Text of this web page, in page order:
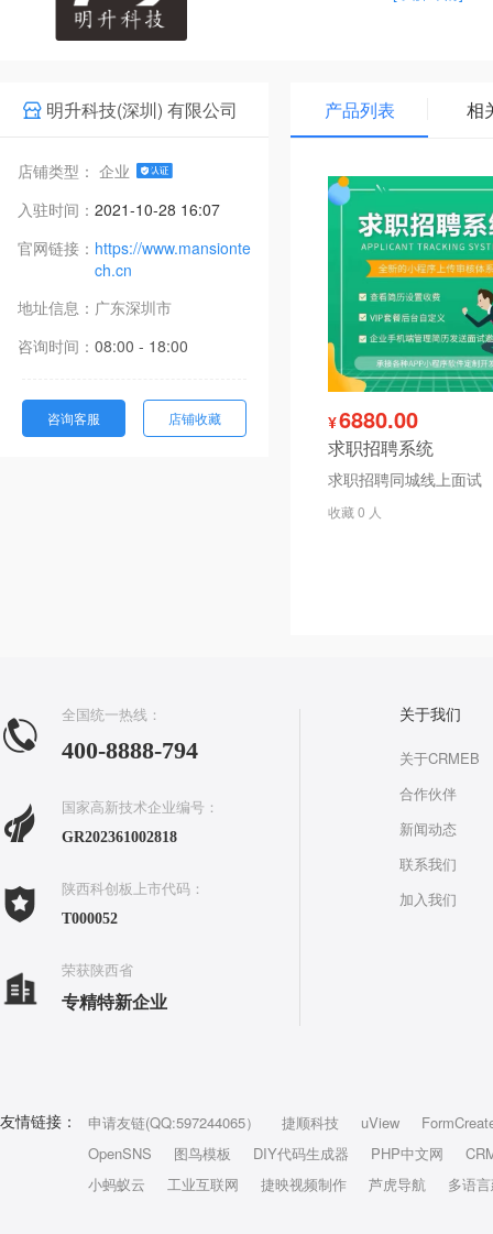
明升科技(深圳) 有限公司
店铺类型： 企业
入驻时间： 2021-10-28 16:07
官网链接： https://www.mansionte
ch.cn
地址信息： 广东深圳市
咨询时间： 08:00 - 18:00
咨询客服 店铺收藏
产品列表 相
¥6880.00
求职招聘系统
求职招聘同城线上面试
收藏 0 人
全国统一热线：
400-8888-794
国家高新技术企业编号：
GR202361002818
陕西科创板上市代码：
T000052
荣获陕西省
专精特新企业
关于我们
关于CRMEB
合作伙伴
新闻动态
联系我们
加入我们
友情链接： 申请友链(QQ:597244065） 捷顺科技 uView
OpenSNS
图鸟模板 DIY代码生成器 PHP中文网
小蚂蚁云
工业互联网 捷映视频制作 芦虎导航 多语